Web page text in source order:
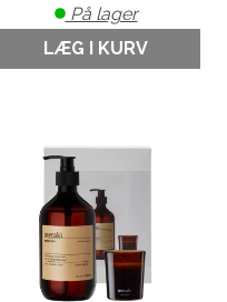
På lager
LÆG I KURV